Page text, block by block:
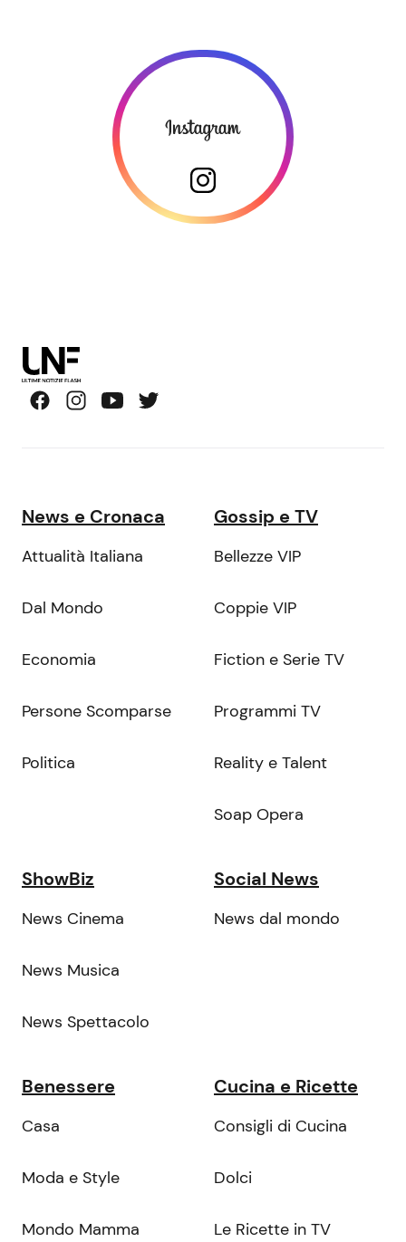
News e Cronaca
Attualità Italiana
Dal Mondo
Economia
Persone Scomparse
Politica
Gossip e TV
Bellezze VIP
Coppie VIP
Fiction e Serie TV
Programmi TV
Reality e Talent
Soap Opera
ShowBiz
News Cinema
News Musica
News Spettacolo
Social News
News dal mondo
Benessere
Casa
Moda e Style
Mondo Mamma
Cucina e Ricette
Consigli di Cucina
Dolci
Le Ricette in TV